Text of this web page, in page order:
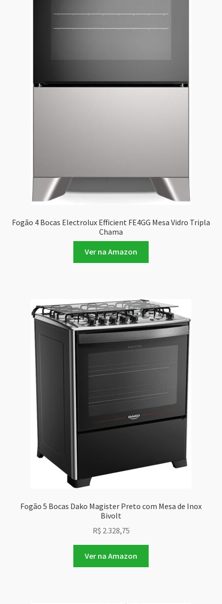
Fogão 4 Bocas Electrolux Efficient FE4GG Mesa Vidro Tripla
Chama
Ver na Amazon
Fogão 5 Bocas Dako Magister Preto com Mesa de Inox
Bivolt
R$ 2.328,75
Ver na Amazon